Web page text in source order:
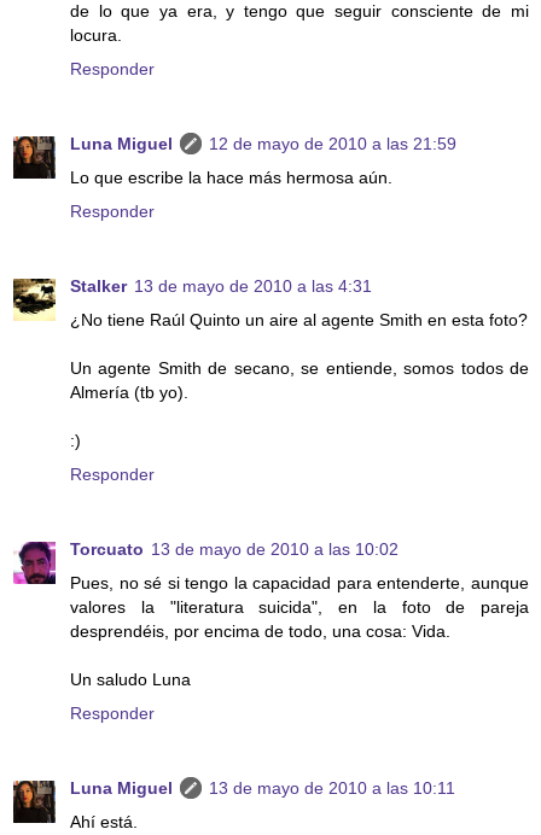
de lo que ya era, y tengo que seguir consciente de mi
locura.
Responder
Luna Miguel
12 de mayo de 2010 a las 21:59
Lo que escribe la hace más hermosa aún.
Responder
Stalker 13 de mayo de 2010 a las 4:31
¿No tiene Raúl Quinto un aire al agente Smith en esta foto?
Un agente Smith de secano, se entiende, somos todos de
Almería (tb yo).
:)
Responder
Torcuato 13 de mayo de 2010 a las 10:02
Pues, no sé si tengo la capacidad para entenderte, aunque
valores la "literatura suicida", en la foto de pareja
desprendéis, por encima de todo, una cosa: Vida.
Un saludo Luna
Responder
Luna Miguel
13 de mayo de 2010 a las 10:11
Ahí está.